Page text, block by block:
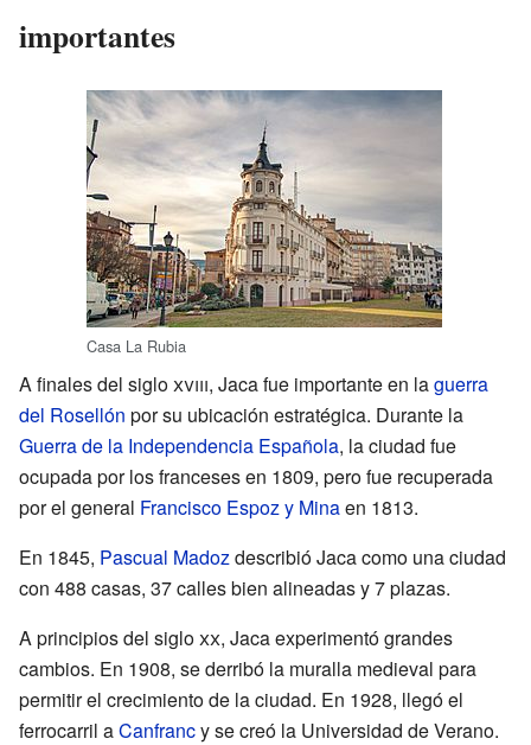
importantes
Casa La Rubia
A finales del sigloxviii, Jaca fue importante en laguerra
del Rosellón por su ubicación estratégica. Durante la
Guerra de la Independencia Española, la ciudad fue
ocupada por los franceses en 1809, pero fue recuperada
por el general Francisco Espoz y Minaen 1813.
En 1845, Pascual Madoz describió Jaca como una ciudad
con 488 casas, 37 calles bien alineadas y 7 plazas.
A principios del sigloxx, Jaca experimentó grandes
cambios. En 1908, se derribó la muralla medieval para
permitir el crecimiento de la ciudad. En 1928, llegó el
ferrocarril aCanfrancy se creó la Universidad de Verano.